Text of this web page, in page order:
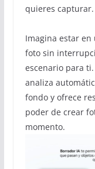
quieres
Imagina estar
foto sin
escenario para
analiza
fondo y ofrece
poder de crear
momento.